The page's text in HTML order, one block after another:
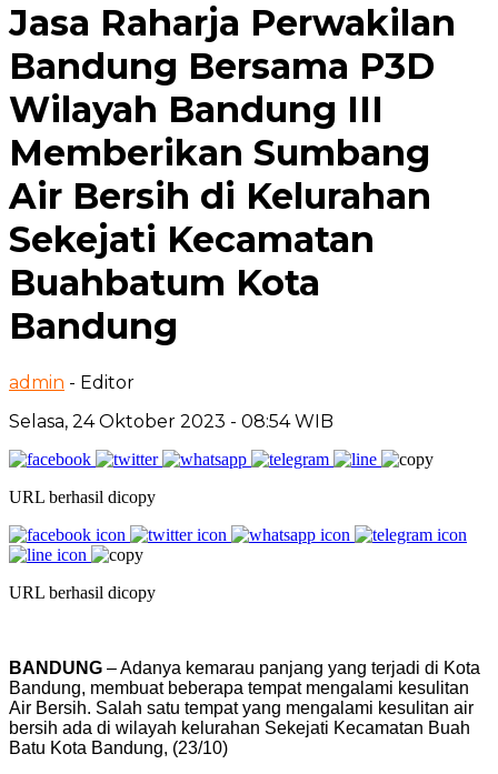
Jasa Raharja Perwakilan
Bandung Bersama P3D
Wilayah Bandung III
Memberikan Sumbang
Air Bersih di Kelurahan
Sekejati Kecamatan
Buahbatum Kota
Bandung
admin - Editor
Selasa, 24 Oktober 2023 - 08:54 WIB
URL berhasil dicopy
URL berhasil dicopy
BANDUNG – Adanya kemarau panjang yang terjadi di Kota
Bandung, membuat beberapa tempat mengalami kesulitan
Air Bersih. Salah satu tempat yang mengalami kesulitan air
bersih ada di wilayah kelurahan Sekejati Kecamatan Buah
Batu Kota Bandung, (23/10)